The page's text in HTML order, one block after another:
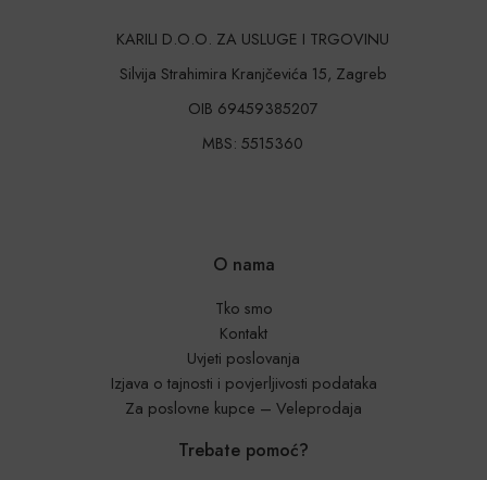
KARILI D.O.O. ZA USLUGE I TRGOVINU
Silvija Strahimira Kranjčevića 15, Zagreb
OIB 69459385207
MBS: 5515360
O nama
Tko smo
Kontakt
Uvjeti poslovanja
Izjava o tajnosti i povjerljivosti podataka
Za poslovne kupce – Veleprodaja
Trebate pomoć?